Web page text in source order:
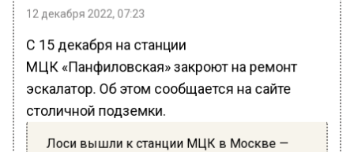
12 декабря 2022, 07:23
С 15 декабря на станции
МЦК «Панфиловская» закроют на ремонт
эскалатор. Об этом сообщается на сайте
столичной подземки.
Лоси вышли к станции МЦК в Москве —